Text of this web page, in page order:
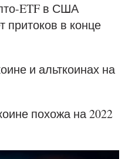
ETF в США
притоков в конце
и альткоинах на
похожа на 2022